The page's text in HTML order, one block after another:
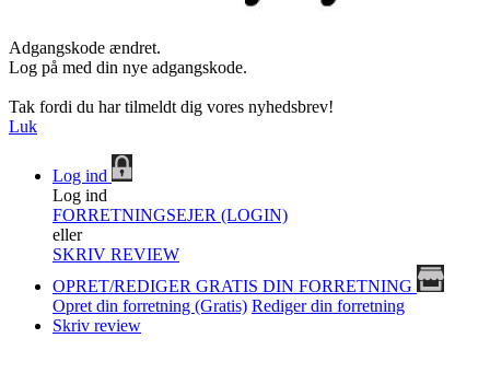
Adgangskode ændret.
Log på med din nye adgangskode.
Tak fordi du har tilmeldt dig vores nyhedsbrev!
Luk
Log ind
Log ind
FORRETNINGSEJER (LOGIN)
eller
SKRIV REVIEW
OPRET/REDIGER GRATIS DIN FORRETNING
Opret din forretning (Gratis) Rediger din forretning
Skriv review